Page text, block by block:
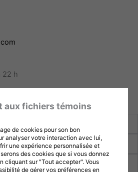
22 h
aux fichiers témoins
de cookies pour son bon
analyser votre interaction avec lui,
une expérience personnalisée et
des cookies que si vous donnez
cliquant sur "Tout accepter". Vous
de gérer vos préférences en